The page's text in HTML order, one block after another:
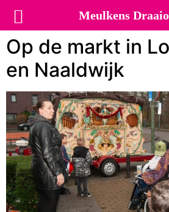
Op de markt in
en Naaldwijk
Meulkens